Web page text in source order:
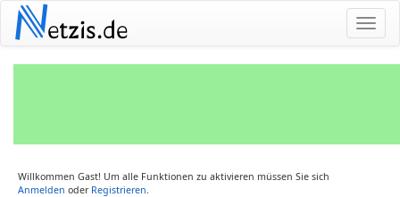
Netzis.de
Willkommen Gast! Um alle Funktionen zu aktivieren müssen Sie sich
Anmelden oder Registrieren.